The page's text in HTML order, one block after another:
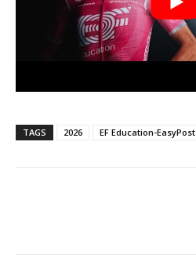
TAGS 2026 EF Education-EasyPost